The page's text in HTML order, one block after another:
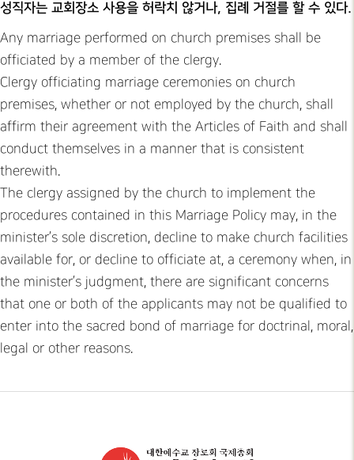
성직자는 교회장소 사용을 허락치 않거나, 집례 거절를 할 수 있다.
Any marriage performed on church premises shall be
officiated by a member of the clergy.
Clergy officiating marriage ceremonies on church
premises, whether or not employed by the church, shall
affirm their agreement with the Articles of Faith and shall
conduct themselves in a manner that is consistent
therewith.
The clergy assigned by the church to implement the
procedures contained in this Marriage Policy may, in the
minister’s sole discretion, decline to make church facilities
available for, or decline to officiate at, a ceremony when, in
the minister’s judgment, there are significant concerns
that one or both of the applicants may not be qualified to
enter into the sacred bond of marriage for doctrinal, moral,
legal or other reasons.